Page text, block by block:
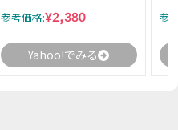
参考価格:¥2,380
Yahoo!でみる
参